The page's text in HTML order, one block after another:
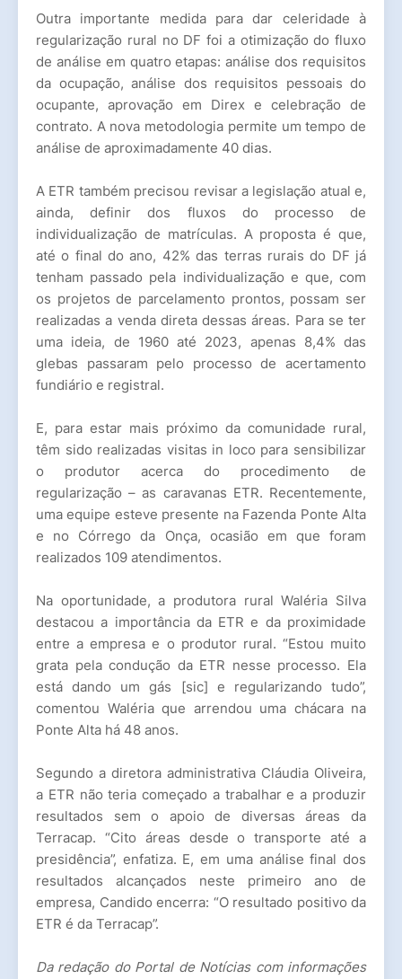
Outra importante medida para dar celeridade à
regularização rural no DF foi a otimização do fluxo
de análise em quatro etapas: análise dos requisitos
da ocupação, análise dos requisitos pessoais do
ocupante, aprovação em Direx e celebração de
contrato. A nova metodologia permite um tempo de
análise de aproximadamente 40 dias.
A ETR também precisou revisar a legislação atual e,
ainda, definir dos fluxos do processo de
individualização de matrículas. A proposta é que,
até o final do ano, 42% das terras rurais do DF já
tenham passado pela individualização e que, com
os projetos de parcelamento prontos, possam ser
realizadas a venda direta dessas áreas. Para se ter
uma ideia, de 1960 até 2023, apenas 8,4% das
glebas passaram pelo processo de acertamento
fundiário e registral.
E, para estar mais próximo da comunidade rural,
têm sido realizadas visitas in loco para sensibilizar
o produtor acerca do procedimento de
regularização – as caravanas ETR. Recentemente,
uma equipe esteve presente na Fazenda Ponte Alta
e no Córrego da Onça, ocasião em que foram
realizados 109 atendimentos.
Na oportunidade, a produtora rural Waléria Silva
destacou a importância da ETR e da proximidade
entre a empresa e o produtor rural. “Estou muito
grata pela condução da ETR nesse processo. Ela
está dando um gás [sic] e regularizando tudo”,
comentou Waléria que arrendou uma chácara na
Ponte Alta há 48 anos.
Segundo a diretora administrativa Cláudia Oliveira,
a ETR não teria começado a trabalhar e a produzir
resultados sem o apoio de diversas áreas da
Terracap. “Cito áreas desde o transporte até a
presidência”, enfatiza. E, em uma análise final dos
resultados alcançados neste primeiro ano de
empresa, Candido encerra: “O resultado positivo da
ETR é da Terracap”.
Da redação do Portal de Notícias com informações